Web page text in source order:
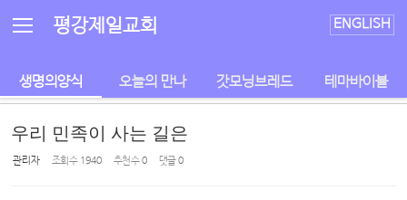
평강제일교회 ENGLISH
생명의양식 오늘의 만나 갓모닝브레드 테마바이블
우리 민족이 사는 길은
관리자 조회 수 1940 추천 수0 댓글0